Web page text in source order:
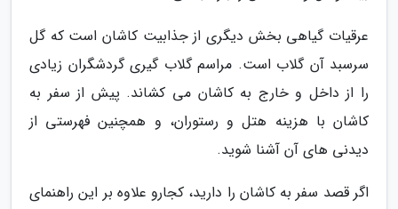
عرقیات گیاهی بخش دیگری از جذابیت کاشان است که گل
سرسبد آن گلاب است. مراسم گلاب گیری گردشگران زیادی
را از داخل و خارج به کاشان می کشاند. پیش از سفر به
کاشان با هزینه هتل و رستوران، و همچنین فهرستی از
دیدنی های آن آشنا شوید.
اگر قصد سفر به کاشان را دارید، کجارو علاوه بر این راهنمای